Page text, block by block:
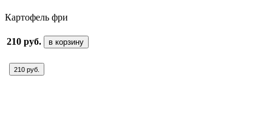
Картофель фри
210 руб. в корзину
210 руб.